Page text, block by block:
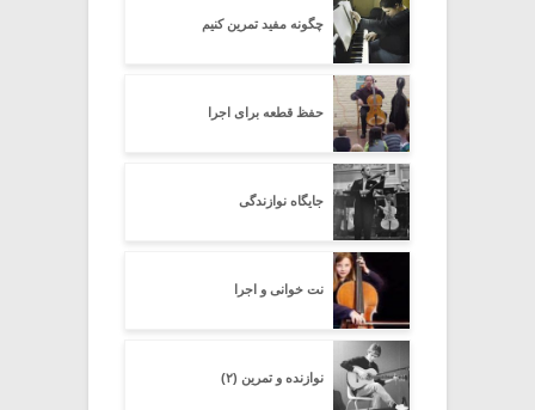
چگونه مفید تمرین کنیم
حفظ قطعه برای اجرا
جایگاه نوازندگی
نت خوانی و اجرا
نوازنده و تمرین (۲)